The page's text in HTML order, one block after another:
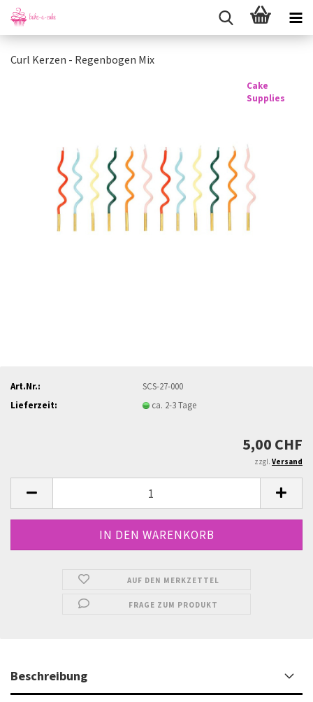
Curl Kerzen - Regenbogen Mix
Cake
Supplies
Art.Nr.:
SCS-27-000
Lieferzeit:
ca. 2-3 Tage
5,00 CHF
zzgl. Versand
AUF DEN MERKZETTEL
FRAGE ZUM PRODUKT
Beschreibung